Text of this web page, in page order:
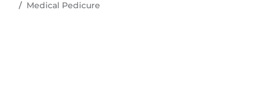
Medical Pedicure